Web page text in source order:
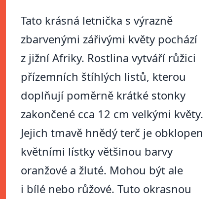
Tato krásná letnička s výrazně
zbarvenými zářivými květy pochází
z jižní Afriky. Rostlina vytváří růžici
přízemních štíhlých listů, kterou
doplňují poměrně krátké stonky
zakončené cca 12 cm velkými květy.
Jejich tmavě hnědý terč je obklopen
květními lístky většinou barvy
oranžové a žluté. Mohou být ale
i bílé nebo růžové. Tuto okrasnou